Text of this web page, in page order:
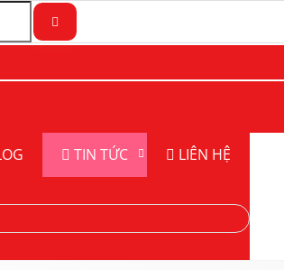
TIN TỨC LIÊN HỆ